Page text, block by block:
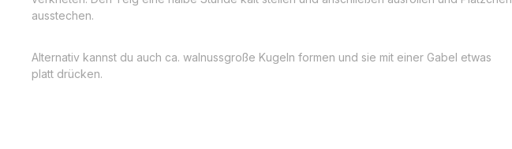
ausstechen.
Alternativ kannst du auch ca. walnussgroße Kugeln formen und sie mit einer Gabel etwas
platt drücken.